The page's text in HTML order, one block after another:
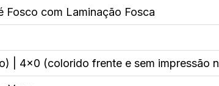
Fosco com Laminação Fosca
| 4x0 (colorido frente e sem impressão